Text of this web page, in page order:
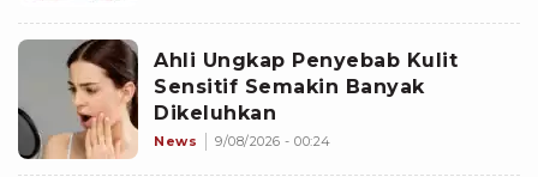
Ahli Ungkap Penyebab Kulit
Sensitif Semakin Banyak
Dikeluhkan
News 9/08/2026 - 00:24